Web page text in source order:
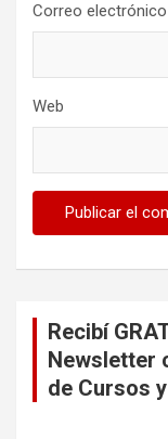
Correo electrónico
Web
Recibí
Newsletter
de Cursos